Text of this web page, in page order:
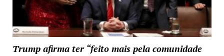
Trump afirma ter “feito mais pela comunidade